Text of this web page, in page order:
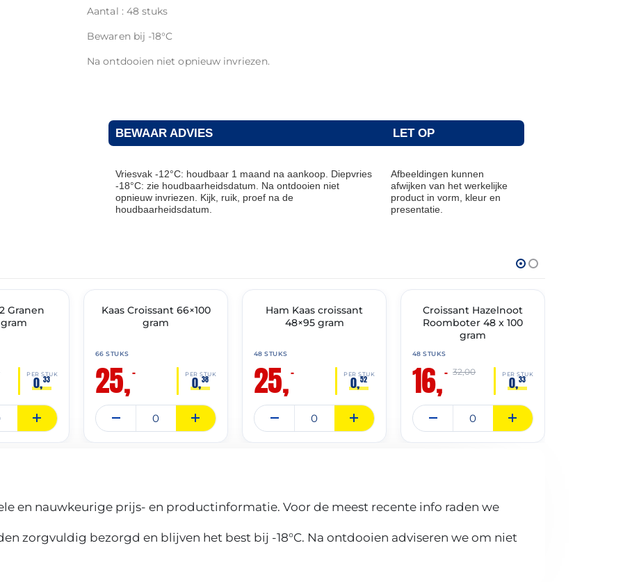
Aantal : 48 stuks
Bewaren bij -18°C
Na ontdooien niet opnieuw invriezen.
BEWAAR ADVIES LET OP
Vriesvak -12°C: houdbaar 1 maand na aankoop. Diepvries
-18°C: zie houdbaarheidsdatum. Na ontdooien niet
opnieuw invriezen. Kijk, ruik, proef na de
houdbaarheidsdatum.
Afbeeldingen kunnen
afwijken van het werkelijke
product in vorm, kleur en
presentatie.
Granen
PER STUK
0,33
🔥 OP=OP
Kaas Croissant 66×100
gram
66 STUKS
25,– PER STUK
0,38
🔥 OP=OP
Ham Kaas croissant
48×95 gram
48 STUKS
25,– PER STUK
0,52
🔥 OP=OP
Croissant Hazelnoot
Roomboter 48 x 100
gram
48 STUKS
16,– PER STUK
0,33
32,00
en nauwkeurige prijs- en productinformatie. Voor de meest recente info raden we
zorgvuldig bezorgd en blijven het best bij -18°C. Na ontdooien adviseren we om niet